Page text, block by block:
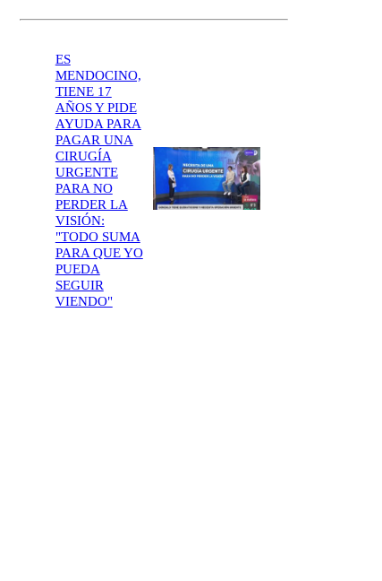
ES
MENDOCINO,
TIENE 17
AÑOS Y PIDE
AYUDA PARA
PAGAR UNA
CIRUGÍA
URGENTE
PARA NO
PERDER LA
VISIÓN:
"TODO SUMA
PARA QUE YO
PUEDA
SEGUIR
VIENDO"